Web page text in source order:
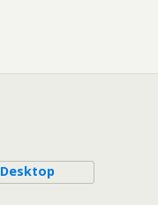
Desktop